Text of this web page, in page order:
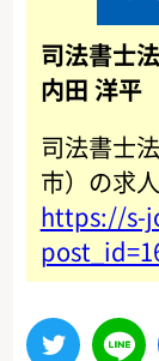
司法書士
内田 洋平
司法書士
市）の求
https://s-